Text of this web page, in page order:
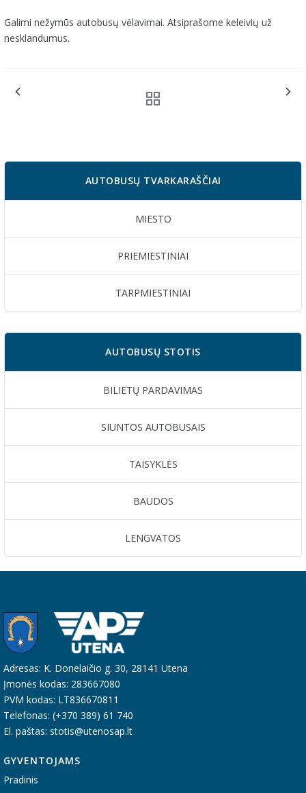
Galimi nežymūs autobusų vėlavimai. Atsiprašome keleivių už
nesklandumus.
AUTOBUSŲ TVARKARAŠČIAI
MIESTO
PRIEMIESTINIAI
TARPMIESTINIAI
AUTOBUSŲ STOTIS
BILIETŲ PARDAVIMAS
SIUNTOS AUTOBUSAIS
TAISYKLĖS
BAUDOS
LENGVATOS
Adresas: K. Donelaičio g. 30, 28141 Utena
Įmonės kodas: 283667080
PVM kodas: LT836670811
Telefonas: (+370 389) 61 740
El. paštas: stotis@utenosap.lt
GYVENTOJAMS
Pradinis